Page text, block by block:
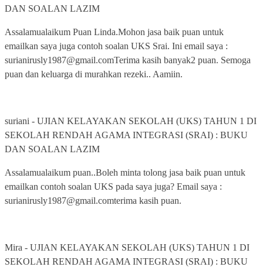
DAN SOALAN LAZIM
Assalamualaikum Puan Linda.Mohon jasa baik puan untuk
emailkan saya juga contoh soalan UKS Srai. Ini email saya :
surianirusly1987@gmail.comTerima kasih banyak2 puan. Semoga
puan dan keluarga di murahkan rezeki.. Aamiin.
suriani - UJIAN KELAYAKAN SEKOLAH (UKS) TAHUN 1 DI
SEKOLAH RENDAH AGAMA INTEGRASI (SRAI) : BUKU
DAN SOALAN LAZIM
Assalamualaikum puan..Boleh minta tolong jasa baik puan untuk
emailkan contoh soalan UKS pada saya juga? Email saya :
surianirusly1987@gmail.comterima kasih puan.
Mira - UJIAN KELAYAKAN SEKOLAH (UKS) TAHUN 1 DI
SEKOLAH RENDAH AGAMA INTEGRASI (SRAI) : BUKU